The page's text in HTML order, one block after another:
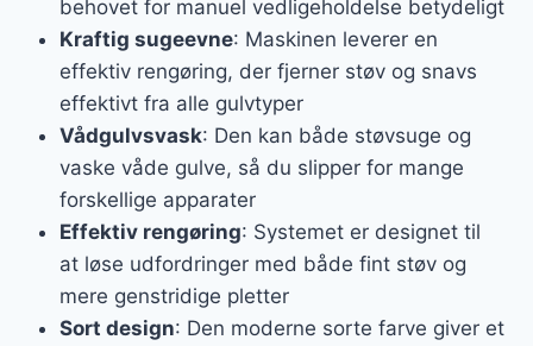
behovet for manuel vedligeholdelse betydeligt
Kraftig sugeevne: Maskinen leverer en
effektiv rengøring, der fjerner støv og snavs
effektivt fra alle gulvtyper
Vådgulvsvask: Den kan både støvsuge og
vaske våde gulve, så du slipper for mange
forskellige apparater
Effektiv rengøring: Systemet er designet til
at løse udfordringer med både fint støv og
mere genstridige pletter
Sort design: Den moderne sorte farve giver et